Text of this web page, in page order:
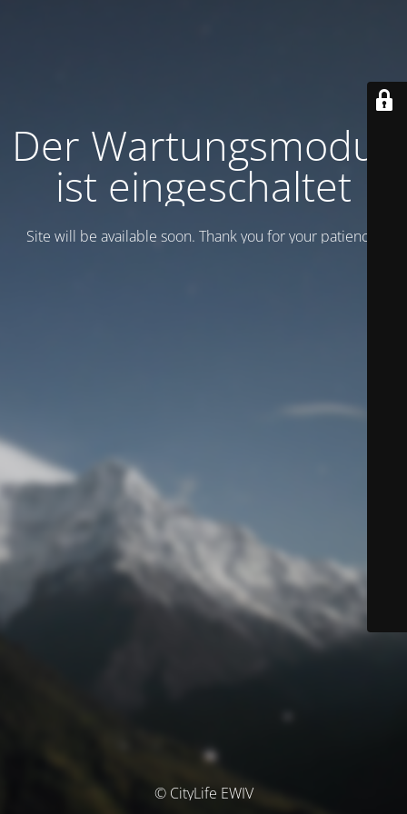
Der Wartungsmodus
ist eingeschaltet
Site will be available soon. Thank you for your patience!
© CityLife EWIV